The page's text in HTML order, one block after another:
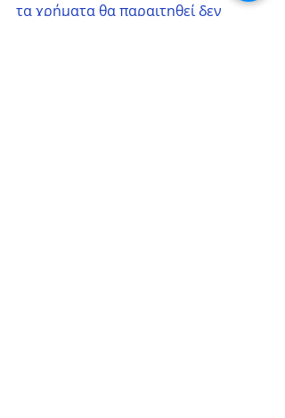
τα χρήματα θα παραιτηθεί δεν